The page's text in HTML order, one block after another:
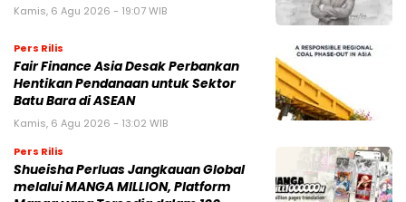
Kamis, 6 Agu 2026 - 19:07 WIB
Pers Rilis
Fair Finance Asia Desak Perbankan
Hentikan Pendanaan untuk Sektor
Batu Bara di ASEAN
Kamis, 6 Agu 2026 - 13:02 WIB
Pers Rilis
Shueisha Perluas Jangkauan Global
melalui MANGA MILLION, Platform